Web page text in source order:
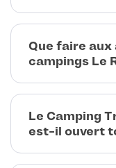
Que faire
campings Le
Le Camping
est-il ouvert